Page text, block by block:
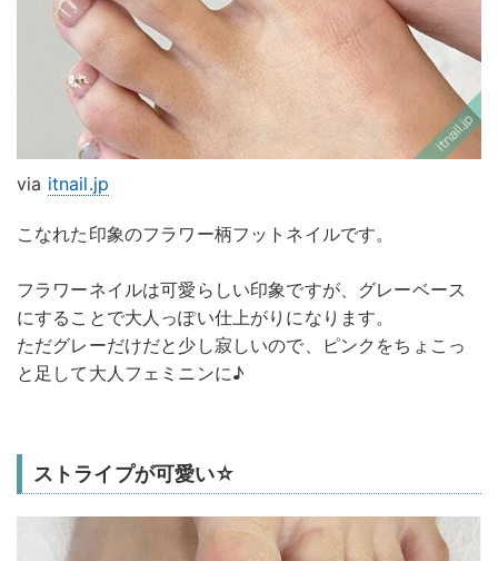
via itnail.jp
こなれた印象のフラワー柄フットネイルです。
フラワーネイルは可愛らしい印象ですが、グレーベース
にすることで大人っぽい仕上がりになります。
ただグレーだけだと少し寂しいので、ピンクをちょこっ
と足して大人フェミニンに♪
ストライプが可愛い☆